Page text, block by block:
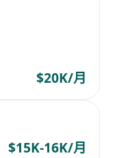
$20K/月
$15K-16K/月